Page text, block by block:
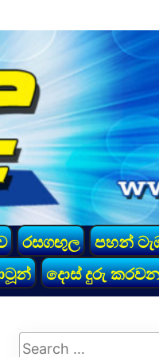
රසගඟුල පහන්
දොස් දුරු